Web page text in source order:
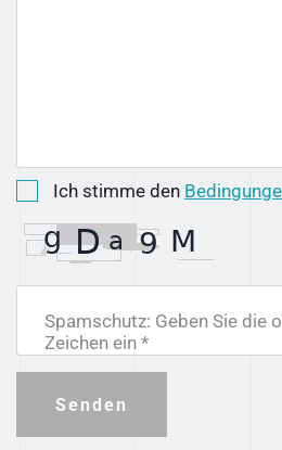
Ich stimme den
Spamschutz: Geben Sie die
Zeichen ein *
Senden